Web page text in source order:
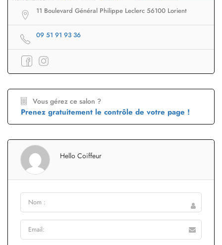
11 Boulevard Général Philippe Leclerc 56100 Lorient
09 51 91 93 36
Vous gérez ce salon ?
Prenez gratuitement le contrôle de votre page !
Hello Coiffeur